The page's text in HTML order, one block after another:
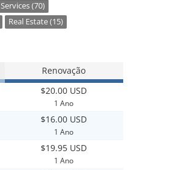
Services (70)
Real Estate (15)
Renovação
$20.00 USD
1 Ano
$16.00 USD
1 Ano
$19.95 USD
1 Ano